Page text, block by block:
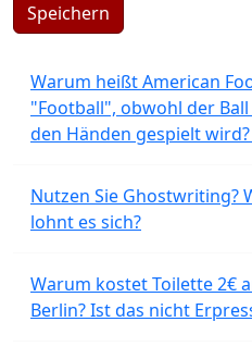
Speichern
Warum heißt American
"Football", obwohl der
den Händen gespielt
Nutzen Sie Ghostwriting?
lohnt es sich?
Warum kostet Toilette 2€
Berlin? Ist das nicht